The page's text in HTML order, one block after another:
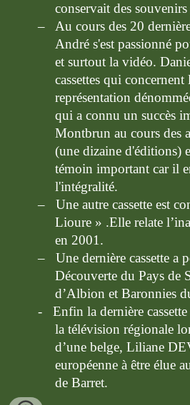
conservait des souvenirs
–   Au cours des 20
André s'est passionné
et surtout la vidéo.
cassettes qui
représentation
qui a connu un succès
Montbrun au cours des
(une dizaine d'éditions)
témoin important car il
l'intégralité.
–   Une autre cassette est
Lioure » .Elle relate
en 2001.
–   Une dernière cassette a
Découverte du Pays de
d’Albion et Baronnies
-   Enfin la dernière
la télévision régionale
d’une belge, Liliane
européenne à être élue
de Barret.